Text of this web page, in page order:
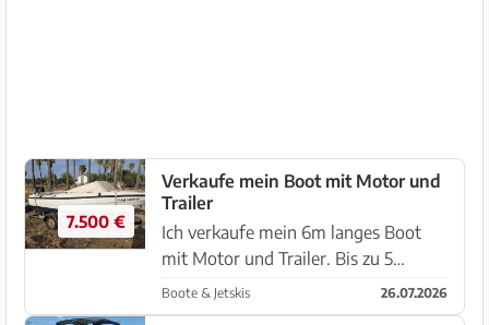
7.500 €
Verkaufe mein Boot mit Motor und
Trailer
Ich verkaufe mein 6m langes Boot
mit Motor und Trailer. Bis zu 5
Personen zugelassen, Der ZUZUKI 4
Takter Außenbordmotor läuft ruhig,
Boote & Jetskis 26.07.2026